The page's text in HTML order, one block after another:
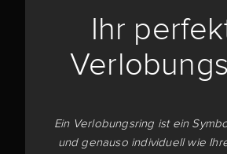
Ihr
Ein Verlobungsring ist ein
und genauso individuell wie